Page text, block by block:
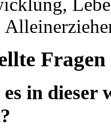
Fragen
in dieser